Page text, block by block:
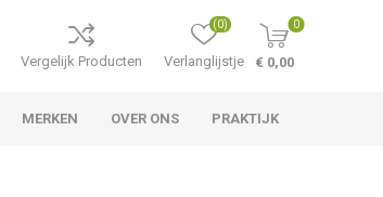
Vergelijk Producten Verlanglijstje
(0) 0
€ 0,00
MERKEN OVER ONS PRAKTIJK